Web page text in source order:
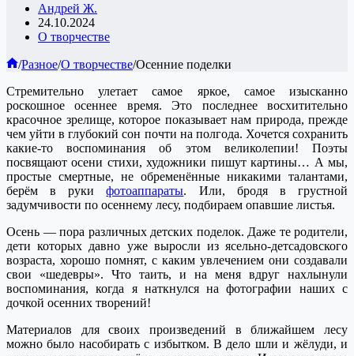
Андрей Ж.
24.10.2024
О творчестве
Главная
/Разное/О творчестве/Осенние поделки
Стремительно улетает самое яркое, самое изысканно
роскошное осеннее время. Это последнее восхитительно
красочное зрелище, которое показывает нам природа, прежде
чем уйти в глубокий сон почти на полгода. Хочется сохранить
какие-то воспоминания об этом великолепии! Поэты
посвящают осени стихи, художники пишут картины… А мы,
простые смертные, не обременённые никакими талантами,
берём в рукифотоаппараты. Или, бродя в грустной
задумчивости по осеннему лесу, подбираем опавшие листья.
Осень — пора различных детских поделок. Даже те родители,
дети которых давно уже выросли из ясельно-детсадовского
возраста, хорошо помнят, с каким увлечением они создавали
свои «шедевры». Что таить, и на меня вдруг нахлынули
воспоминания, когда я наткнулся на фотографии наших с
дочкой осенних творений!
Материалов для своих произведений в ближайшем лесу
можно было насобирать с избытком. В дело шли и жёлуди, и